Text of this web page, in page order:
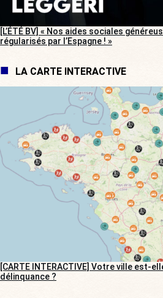
[L’ÉTÉ BV] « Nos aides sociales
régularisés par l’Espagne ! »
LA CARTE INTERACTIVE
[CARTE INTERACTIVE] Votre ville est-
délinquance ?